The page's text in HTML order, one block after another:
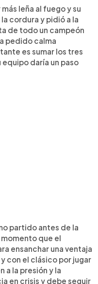
leña al fuego y su
cordura y pidió a la
de todo un campeón
pedido calma
es sumar los tres
daría un paso
partido antes de la
que el
ensanchar una ventaja
con el clásico por jugar
a la presión y la
en crisis y debe seguir